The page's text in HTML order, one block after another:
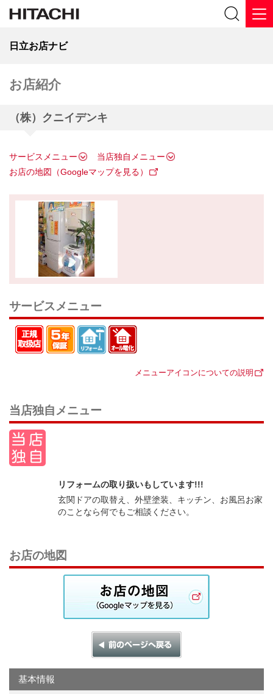
日立お店ナビ
お店紹介
（株）クニイデンキ
サービスメニュー
当店独自メニュー
お店の地図（Googleマップを見る）
サービスメニュー
メニューアイコンについての説明
当店独自メニュー
リフォームの取り扱いもしています!!!
玄関ドアの取替え、外壁塗装、キッチン、お風呂お家
のことなら何でもご相談ください。
お店の地図
基本情報